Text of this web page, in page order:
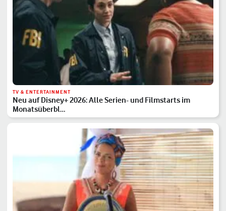
TV & ENTERTAINMENT
Neu auf Disney+ 2026: Alle Serien- und Filmstarts im
Monatsüberbl…